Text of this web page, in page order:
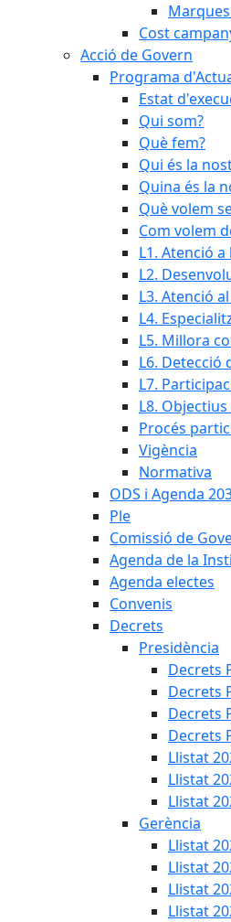
Marques
Cost
Acció de Govern
Programa
Estat
Qui som?
Què fem?
Qui és la
Quina és la
Què volem
Com volem
L1. Atenció
L2.
L3. Atenció
L4.
L5. Millora
L6. Detecció
L7.
L8.
Procés
Vigència
Normativa
ODS i Agenda
Ple
Comissió de
Agenda de la
Agenda electes
Convenis
Decrets
Presidència
Decrets
Decrets
Decrets
Decrets
Llistat
Llistat
Llistat
Gerència
Llistat
Llistat
Llistat
Llistat